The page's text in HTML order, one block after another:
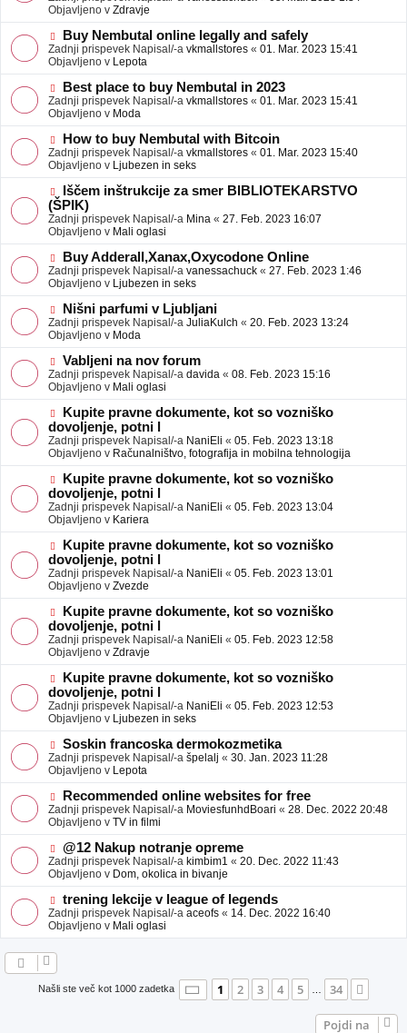
a
v
e
e
o
b
j
a
v
e
Objavljeno v Zdravje
N
o
v
e
o
b
j
a
v
e
Buy Nembutal online legally and safely
Zadnji prispevek Napisal/-a vkmallstores « 01. Mar. 2023 15:41
Objavljeno v Lepota
N
o
v
e
o
b
j
a
v
e
Best place to buy Nembutal in 2023
Zadnji prispevek Napisal/-a vkmallstores « 01. Mar. 2023 15:41
Objavljeno v Moda
N
o
v
e
o
b
j
a
v
e
How to buy Nembutal with Bitcoin
Zadnji prispevek Napisal/-a vkmallstores « 01. Mar. 2023 15:40
Objavljeno v Ljubezen in seks
N
o
v
e
o
b
j
a
v
e
Iščem inštrukcije za smer BIBLIOTEKARSTVO
(ŠPIK)
Zadnji prispevek Napisal/-a Mina « 27. Feb. 2023 16:07
Objavljeno v Mali oglasi
N
o
v
e
o
b
j
a
v
e
Buy Adderall,Xanax,Oxycodone Online
Zadnji prispevek Napisal/-a vanessachuck « 27. Feb. 2023 1:46
Objavljeno v Ljubezen in seks
N
o
v
e
o
b
j
a
v
e
Nišni parfumi v Ljubljani
Zadnji prispevek Napisal/-a JuliaKulch « 20. Feb. 2023 13:24
Objavljeno v Moda
N
o
v
e
o
b
j
a
v
e
Vabljeni na nov forum
Zadnji prispevek Napisal/-a davida « 08. Feb. 2023 15:16
Objavljeno v Mali oglasi
N
o
v
e
o
b
a
v
e
Kupite pravne dokumente, kot so vozniško
dovoljenje, potni l
Zadnji prispevek Napisal/-a NaniEli « 05. Feb. 2023 13:18
Objavljeno v Računalništvo, fotografija in mobilna tehnologija
N
o
v
e
o
b
a
v
e
Kupite pravne dokumente, kot so vozniško
dovoljenje, potni l
Zadnji prispevek Napisal/-a NaniEli « 05. Feb. 2023 13:04
Objavljeno v Kariera
N
o
v
e
o
b
a
v
e
Kupite pravne dokumente, kot so vozniško
dovoljenje, potni l
Zadnji prispevek Napisal/-a NaniEli « 05. Feb. 2023 13:01
Objavljeno v Zvezde
N
o
v
e
o
b
a
v
e
Kupite pravne dokumente, kot so vozniško
dovoljenje, potni l
Zadnji prispevek Napisal/-a NaniEli « 05. Feb. 2023 12:58
Objavljeno v Zdravje
N
o
v
e
o
b
j
a
v
e
Kupite pravne dokumente, kot so vozniško
dovoljenje, potni l
Zadnji prispevek Napisal/-a NaniEli « 05. Feb. 2023 12:53
Objavljeno v Ljubezen in seks
N
o
v
e
o
b
j
a
v
e
Soskin francoska dermokozmetika
Zadnji prispevek Napisal/-a špelalj « 30. Jan. 2023 11:28
Objavljeno v Lepota
N
o
v
e
o
b
j
a
v
e
Recommended online websites for free
Zadnji prispevek Napisal/-a MoviesfunhdBoari « 28. Dec. 2022 20:48
Objavljeno v TV in filmi
N
o
v
e
o
b
j
a
@12 Nakup notranje opreme
Zadnji prispevek Napisal/-a kimbim1 « 20. Dec. 2022 11:43
Objavljeno v Dom, okolica in bivanje
N
o
v
e
a
trening lekcije v league of legends
Zadnji prispevek Napisal/-a aceofs « 14. Dec. 2022 16:40
Objavljeno v Mali oglasi
Našli ste več kot 1000 zadetka Stran 1od34
1 2 3 4 5 … 34
Pojdi na